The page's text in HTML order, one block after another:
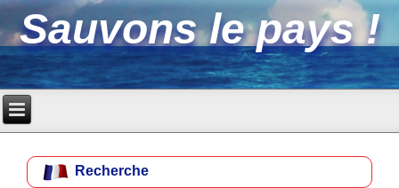
Sauvons le pays !
Recherche